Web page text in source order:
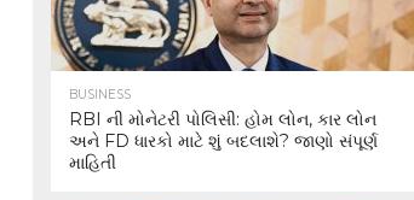
BUSINESS
RBI ની મોનેટરી પોલિસી: હોમ લોન, કાર લોન
અને FD ધારકો માટે શું બદલાશે? જાણો સંપૂર્ણ
માહિતી